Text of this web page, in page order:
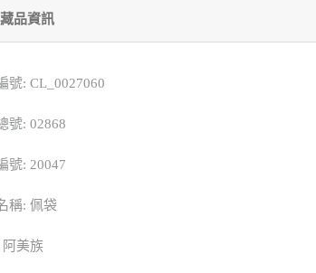
品資訊
號: CL_0027060
號: 02868
號: 20047
稱: 佩袋
阿美族